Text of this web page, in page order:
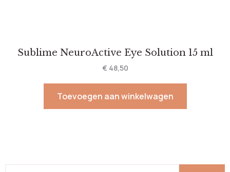
Sublime NeuroActive Eye Solution 15 ml
€ 48,50
Toevoegen aan winkelwagen